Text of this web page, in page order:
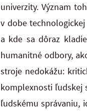
univerzity. Význam
v dobe
a kde sa dôraz
humanitné odbory,
stroje nedokážu:
komplexnosti ľudskej
ľudskému správaniu,